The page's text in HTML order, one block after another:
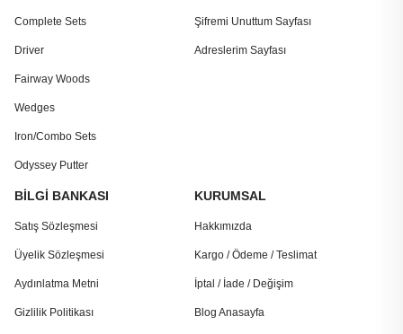
Complete Sets
Driver
Fairway Woods
Wedges
Iron/Combo Sets
Odyssey Putter
Şifremi Unuttum Sayfası
Adreslerim Sayfası
BİLGİ BANKASI
Satış Sözleşmesi
Üyelik Sözleşmesi
Aydınlatma Metni
Gizlilik Politikası
KURUMSAL
Hakkımızda
Kargo / Ödeme / Teslimat
İptal / İade / Değişim
Blog Anasayfa